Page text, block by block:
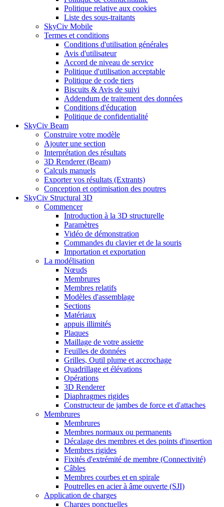
Politique relative aux cookies
Liste des sous-traitants
SkyCiv Mobile
Termes et conditions
Conditions d'utilisation générales
Avis d'utilisateur
Accord de niveau de service
Politique d'utilisation acceptable
Politique de code tiers
Biscuits & Avis de suivi
Addendum de traitement des données
Conditions d'éducation
Politique de confidentialité
SkyCiv Beam
Construire votre modèle
Ajouter une section
Interprétation des résultats
3D Renderer (Beam)
Calculs manuels
Exporter vos résultats (Extrants)
Conception et optimisation des poutres
SkyCiv Structural 3D
Commencer
Introduction à la 3D structurelle
Paramètres
Vidéo de démonstration
Commandes du clavier et de la souris
Importation et exportation
La modélisation
Nœuds
Membrures
Membres relatifs
Modèles d'assemblage
Sections
Matériaux
appuis illimités
Plaques
Maillage de votre assiette
Feuilles de données
Grilles, Outil plume et accrochage
Quadrillage et élévations
Opérations
3D Renderer
Diaphragmes rigides
Constructeur de jambes de force et d'attaches
Membrures
Membrures
Membres normaux ou permanents
Décalage des membres et des points d'insertion
Membres rigides
Fixités d'extrémité de membre (Connectivité)
Câbles
Membres courbes et en spirale
Poutrelles en acier à âme ouverte (SJI)
Application de charges
Charges ponctuelles